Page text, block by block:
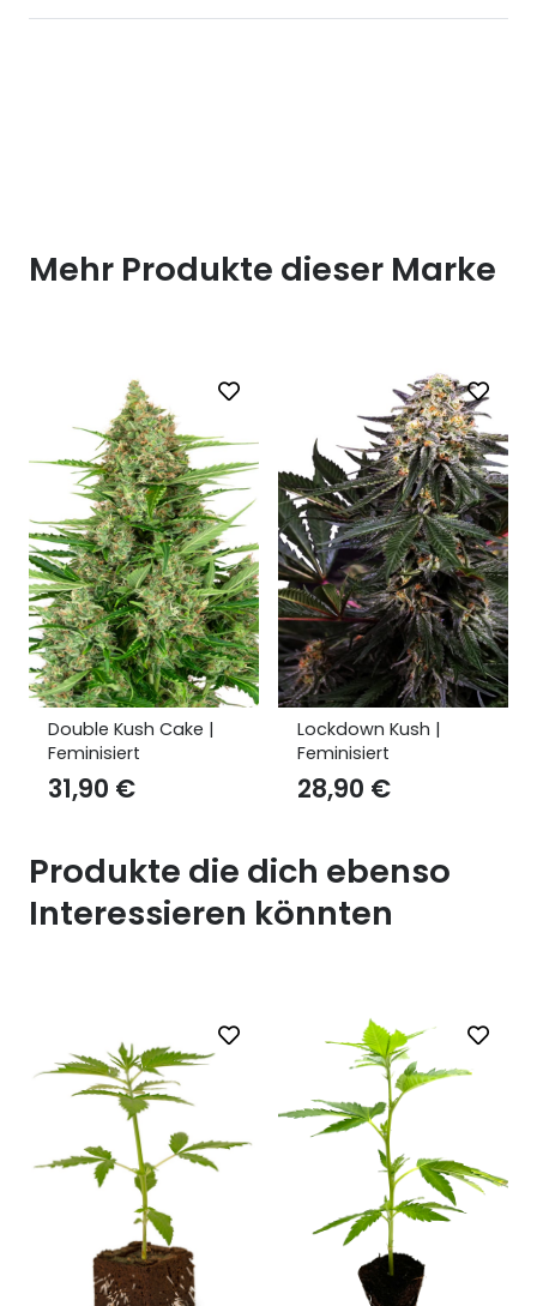
Mehr Produkte dieser Marke
Double Kush Cake |
Feminisiert
31,90 €
Lockdown Kush |
Feminisiert
28,90 €
Produkte die dich ebenso
Interessieren könnten